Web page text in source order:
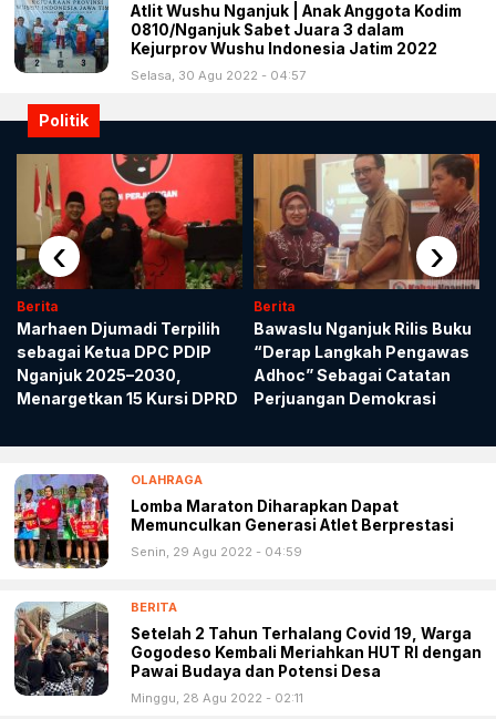
Atlit Wushu Nganjuk | Anak Anggota Kodim
0810/Nganjuk Sabet Juara 3 dalam
Kejurprov Wushu Indonesia Jatim 2022
Selasa, 30 Agu 2022 - 04:57
Politik
Berita
Marhaen Djumadi Terpilih
sebagai Ketua DPC PDIP
Nganjuk 2025–2030,
Menargetkan 15 Kursi DPRD
Berita
Bawaslu Nganjuk Rilis Buku
“Derap Langkah Pengawas
Adhoc” Sebagai Catatan
Perjuangan Demokrasi
‹ ›
OLAHRAGA
Lomba Maraton Diharapkan Dapat
Memunculkan Generasi Atlet Berprestasi
Senin, 29 Agu 2022 - 04:59
BERITA
Setelah 2 Tahun Terhalang Covid 19, Warga
Gogodeso Kembali Meriahkan HUT RI dengan
Pawai Budaya dan Potensi Desa
Minggu, 28 Agu 2022 - 02:11